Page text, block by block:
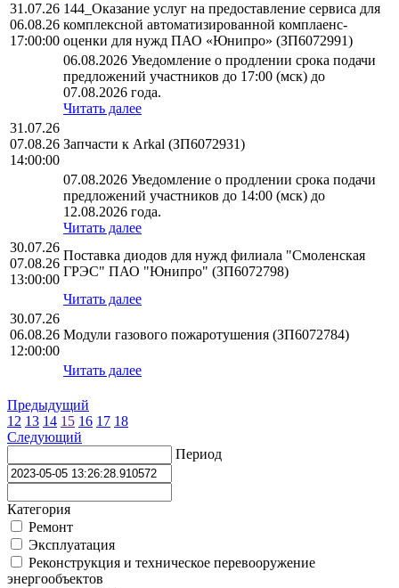
31.07.26
06.08.26
17:00:00
144_Оказание услуг на предоставление сервиса для
комплексной автоматизированной комплаенс-
оценки для нужд ПАО «Юнипро» (ЗП6072991)
06.08.2026 Уведомление о продлении срока подачи
предложений участников до 17:00 (мск) до
07.08.2026 года.
Читать далее
31.07.26
07.08.26
14:00:00
Запчасти к Arkal (ЗП6072931)
07.08.2026 Уведомление о продлении срока подачи
предложений участников до 14:00 (мск) до
12.08.2026 года.
Читать далее
30.07.26
07.08.26
13:00:00
Поставка диодов для нужд филиала "Смоленская
ГРЭС" ПАО "Юнипро" (ЗП6072798)
Читать далее
30.07.26
06.08.26
12:00:00
Модули газового пожаротушения (ЗП6072784)
Читать далее
Предыдущий
12 13 14 15 16 17 18
Следующий
Период
Категория
Ремонт
Эксплуатация
Реконструкция и техническое перевооружение
энергообъектов